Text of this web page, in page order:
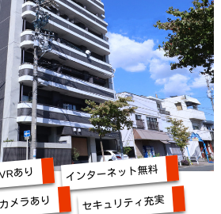
あり インターネット無料
メラあり セキュリティ充実
プ 栄店
プ 御器所店